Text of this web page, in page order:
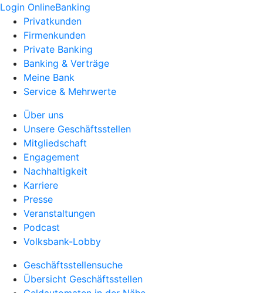
Login OnlineBanking
Privatkunden
Firmenkunden
Private Banking
Banking & Verträge
Meine Bank
Service & Mehrwerte
Über uns
Unsere Geschäftsstellen
Mitgliedschaft
Engagement
Nachhaltigkeit
Karriere
Presse
Veranstaltungen
Podcast
Volksbank-Lobby
Geschäftsstellensuche
Übersicht Geschäftsstellen